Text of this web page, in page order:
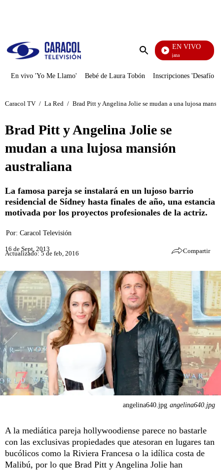
Enviar
EN VIVO
Ciudad Lejana
En vivo 'Yo Me Llamo' Bebé de Laura Tobón Inscripciones 'Desafío'
Caracol TV / La Red / Brad Pitt y Angelina Jolie se mudan a una lujosa
Brad Pitt y Angelina Jolie se
mudan a una lujosa mansión
australiana
La famosa pareja se instalará en un lujoso barrio
residencial de Sídney hasta finales de año, una estancia
motivada por los proyectos profesionales de la actriz.
Por: Caracol Televisión
16 de Sept, 2013
Actualizado: 5 de feb, 2016 Compartir
angelina640.jpg angelina640.jpg
A la mediática pareja hollywoodiense parece no bastarle
con las exclusivas propiedades que atesoran en lugares tan
bucólicos como la Riviera Francesa o la idílica costa de
Malibú, por lo que Brad Pitt y Angelina Jolie han